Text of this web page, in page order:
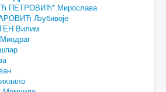
ПЕТРОВИЋ* Мирослава
Љубивоје
Вилим